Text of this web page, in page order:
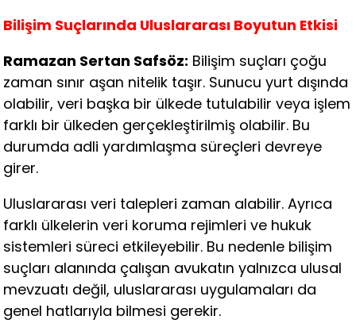
Bilişim Suçlarında Uluslararası Boyutun Etkisi
Ramazan Sertan Safsöz: Bilişim suçları çoğu
zaman sınır aşan nitelik taşır. Sunucu yurt dışında
olabilir, veri başka bir ülkede tutulabilir veya işlem
farklı bir ülkeden gerçekleştirilmiş olabilir. Bu
durumda adli yardımlaşma süreçleri devreye
girer.
Uluslararası veri talepleri zaman alabilir. Ayrıca
farklı ülkelerin veri koruma rejimleri ve hukuk
sistemleri süreci etkileyebilir. Bu nedenle bilişim
suçları alanında çalışan avukatın yalnızca ulusal
mevzuatı değil, uluslararası uygulamaları da
genel hatlarıyla bilmesi gerekir.